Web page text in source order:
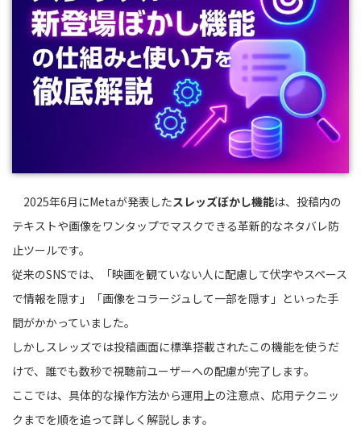
2025年6月にMetaが発表したスレッズぼかし機能は、投稿内の
テキストや画像をワンタップでマスクできる革新的なネタバレ防
止ツールです。
従来のSNSでは、「映画を観ていない人に配慮して伏字やスペース
で情報を隠す」「画像をコラージュして一部を隠す」といった手
間がかかっていました。
しかしスレッズでは投稿画面に標準搭載されたこの機能を使うだ
けで、誰でも数秒で視聴前ユーザーへの配慮が完了します。
ここでは、具体的な操作方法から運用上の注意点、応用テクニッ
クまでを順を追って詳しく解説します。